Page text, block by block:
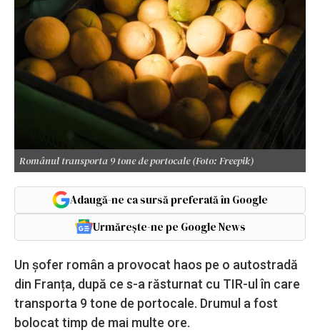
Românul transporta 9 tone de portocale (Foto: Freepik)
Adaugă-ne ca sursă preferată în Google
Urmărește-ne pe Google News
Un șofer român a provocat haos pe o autostradă
din Franța, după ce s-a răsturnat cu TIR-ul în care
transporta 9 tone de portocale. Drumul a fost
bolocat timp de mai multe ore.